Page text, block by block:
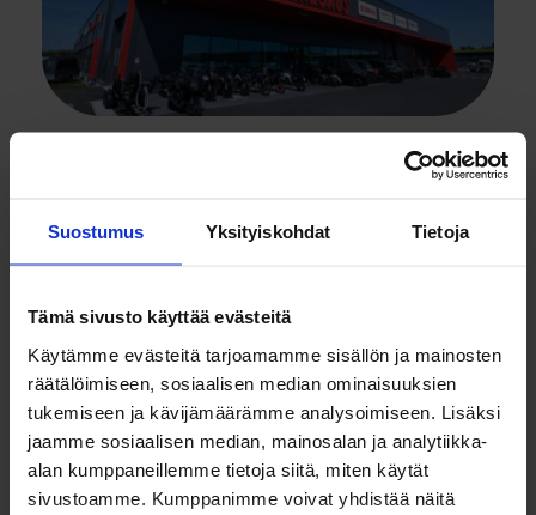
Suostumus Yksityiskohdat Tietoja
Tämä sivusto käyttää evästeitä
Käytämme evästeitä tarjoamamme sisällön ja mainosten
räätälöimiseen, sosiaalisen median ominaisuuksien
tukemiseen ja kävijämäärämme analysoimiseen. Lisäksi
jaamme sosiaalisen median, mainosalan ja analytiikka-
alan kumppaneillemme tietoja siitä, miten käytät
sivustoamme. Kumppanimme voivat yhdistää näitä
tehokkuutta ja ergonomiaa
Tarvikekeskuksen uusiin
toimitiloihin
yhteiskäyttöä viritettiin huippuunsa Tarvikekeskuksen
kanssa. Katso video!
Lue lisää